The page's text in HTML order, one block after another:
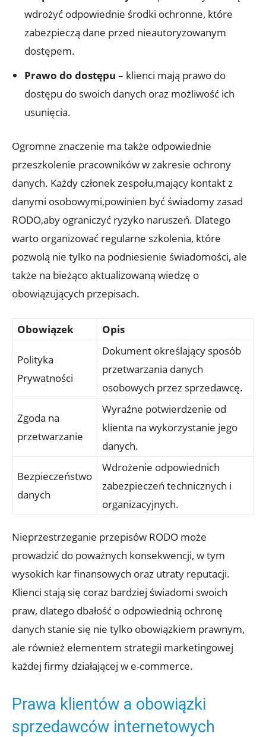
wdrożyć odpowiednie środki ochronne, które
zabezpieczą dane przed nieautoryzowanym
dostępem.
Prawo do dostępu – klienci mają prawo do
dostępu do swoich danych oraz możliwość ich
usunięcia.
Ogromne znaczenie ma także odpowiednie
przeszkolenie pracowników w zakresie ochrony
danych. Każdy członek zespołu,mający kontakt z
danymi osobowymi,powinien być świadomy zasad
RODO,aby ograniczyć ryzyko naruszeń. Dlatego
warto organizować regularne szkolenia, które
pozwolą nie tylko na podniesienie świadomości, ale
także na bieżąco aktualizowaną wiedzę o
obowiązujących przepisach.
Obowiązek Opis
Polityka
Prywatności
Dokument określający sposób
przetwarzania danych
osobowych przez sprzedawcę.
Zgoda na
przetwarzanie
Wyraźne potwierdzenie od
klienta na wykorzystanie jego
danych.
Bezpieczeństwo
danych
Wdrożenie odpowiednich
zabezpieczeń technicznych i
organizacyjnych.
Nieprzestrzeganie przepisów RODO może
prowadzić do poważnych konsekwencji, w tym
wysokich kar finansowych oraz utraty reputacji.
Klienci stają się coraz bardziej świadomi swoich
praw, dlatego dbałość o odpowiednią ochronę
danych stanie się nie tylko obowiązkiem prawnym,
ale również elementem strategii marketingowej
każdej firmy działającej w e-commerce.
Prawa klientów a obowiązki
sprzedawców internetowych